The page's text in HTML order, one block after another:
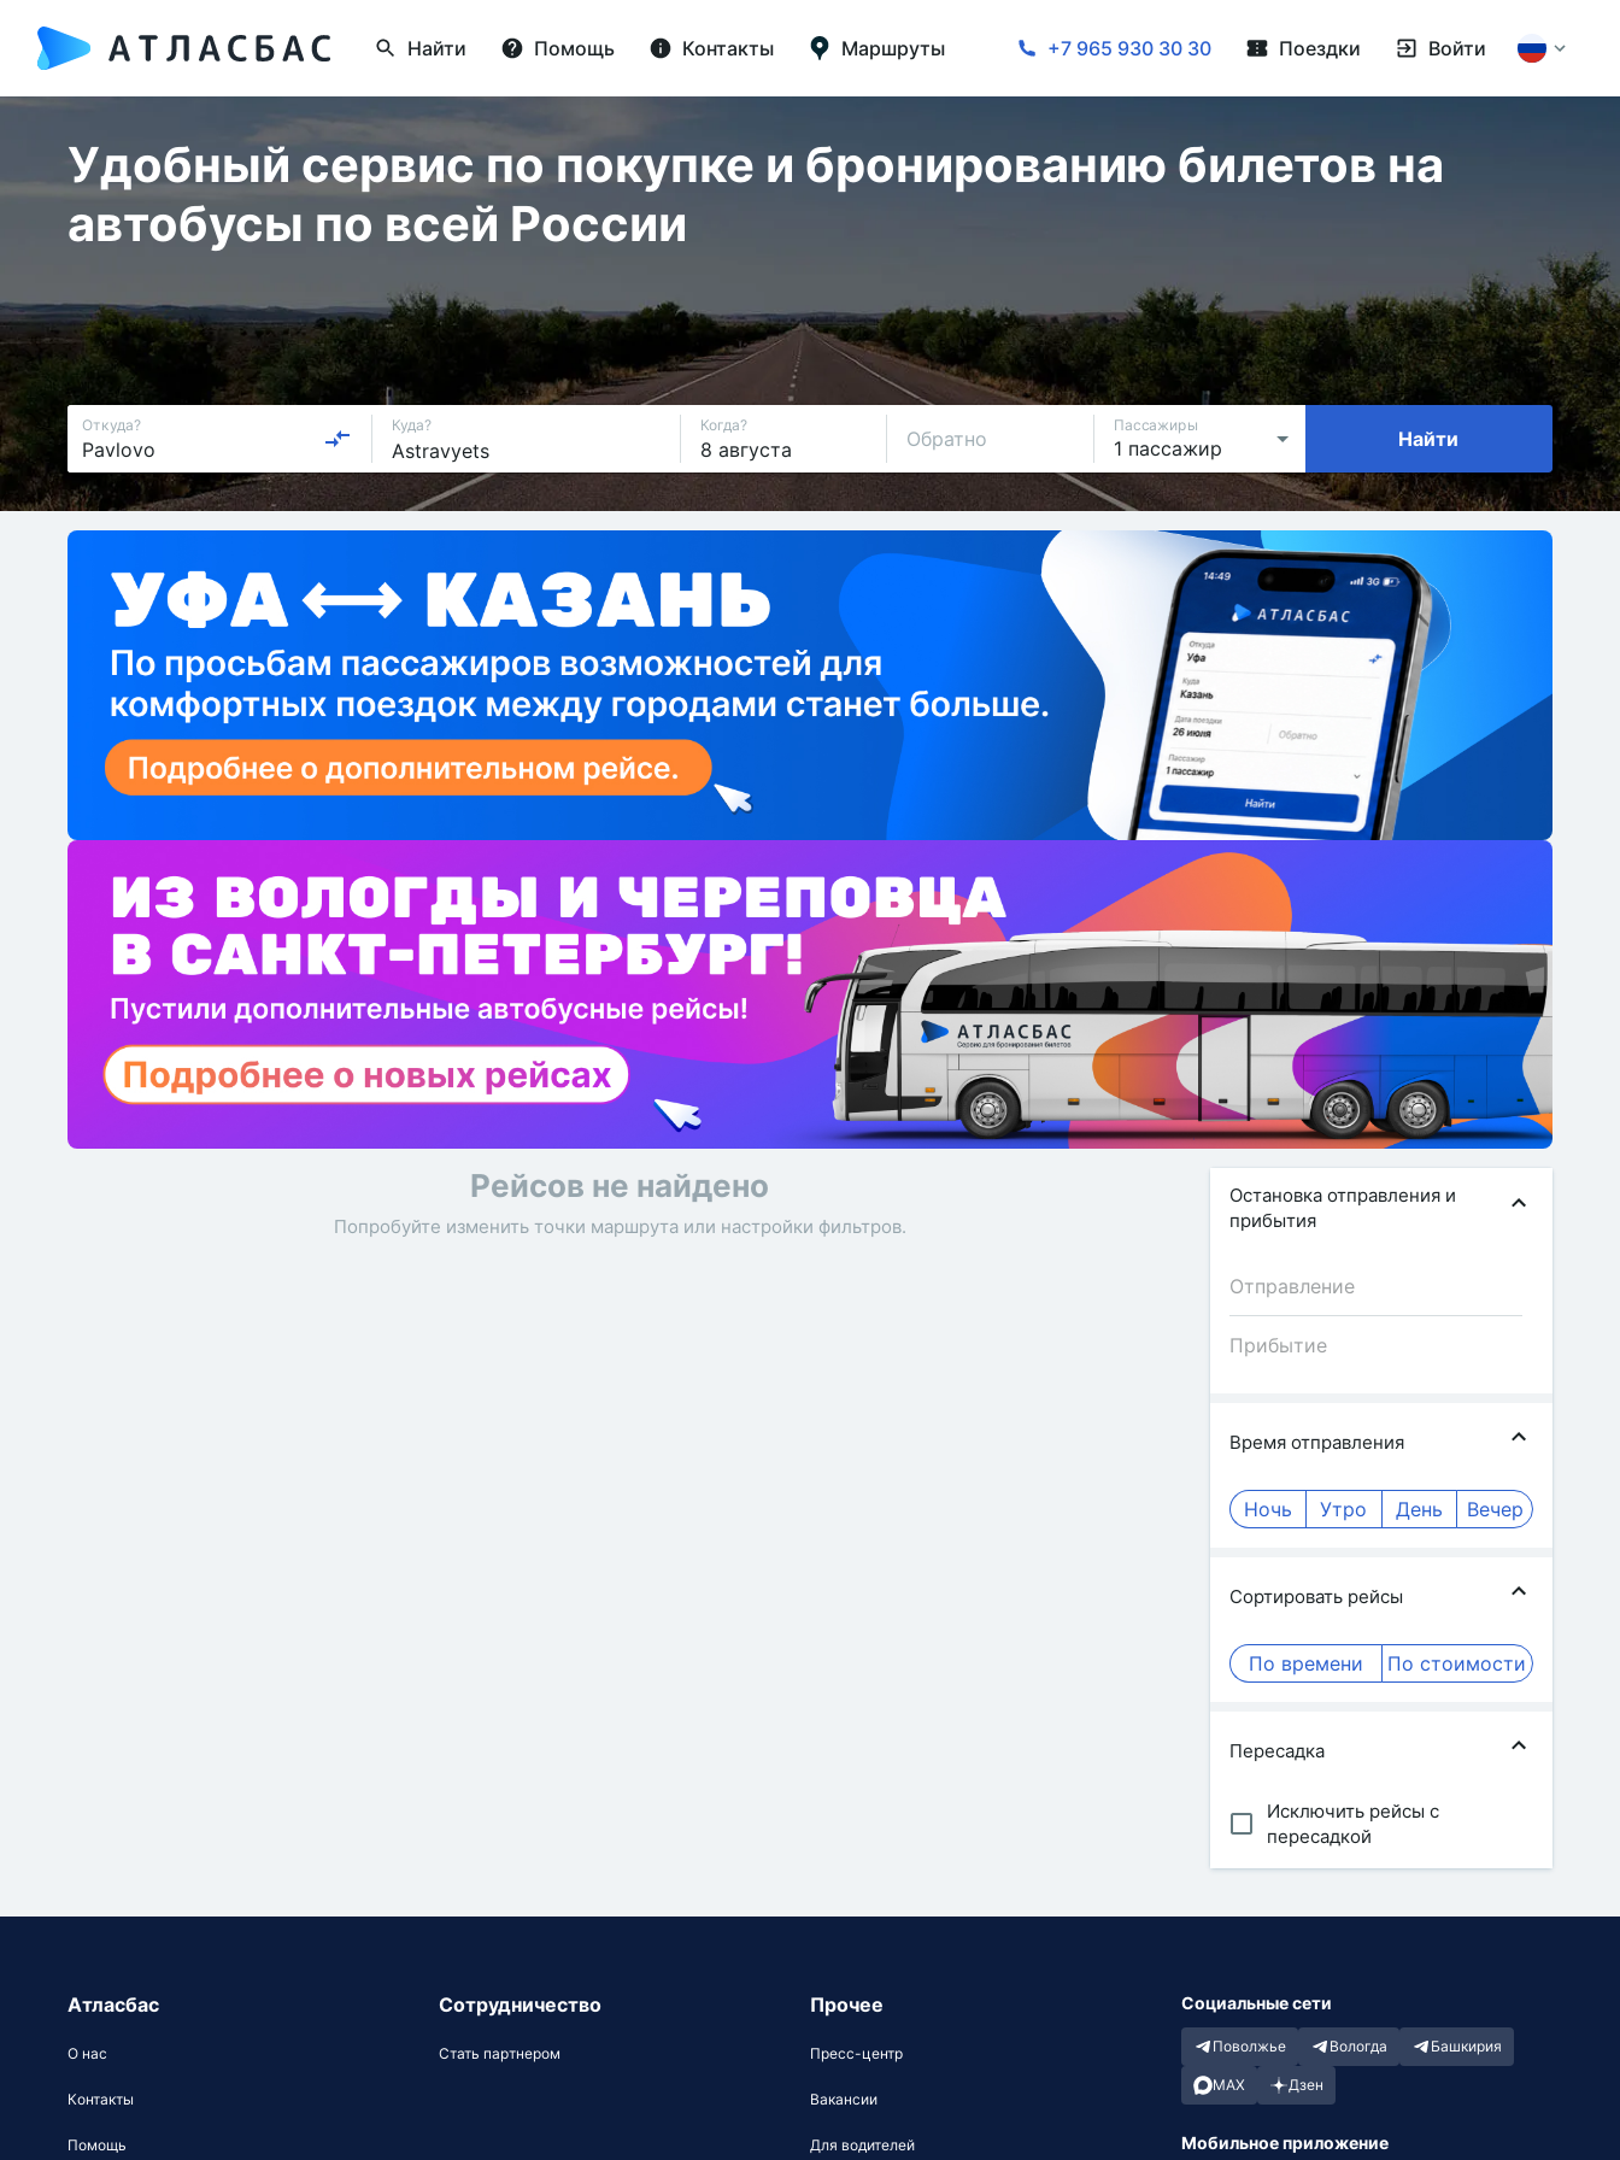
Найти Помощь Контакты Маршруты +7 965 930 30 30 Поездки Войти
Удобный сервис по покупке и бронированию билетов на
автобусы по всей России
Откуда? Куда? Когда?
Обратно
Пассажиры
Найти
Рейсов не найдено
Попробуйте изменить точки маршрута или настройки фильтров.
Остановка отправления и
прибытия
Время отправления
Ночь Утро День Вечер
Сортировать рейсы
По времени По стоимости
Пересадка
Исключить рейсы с
пересадкой
Атласбас
О нас
Контакты
Помощь
Сотрудничество
Стать партнером
Прочее
Пресс-центр
Вакансии
Для водителей
Социальные сети
Поволжье Вологда Башкирия
MAX Дзен
Мобильное приложение